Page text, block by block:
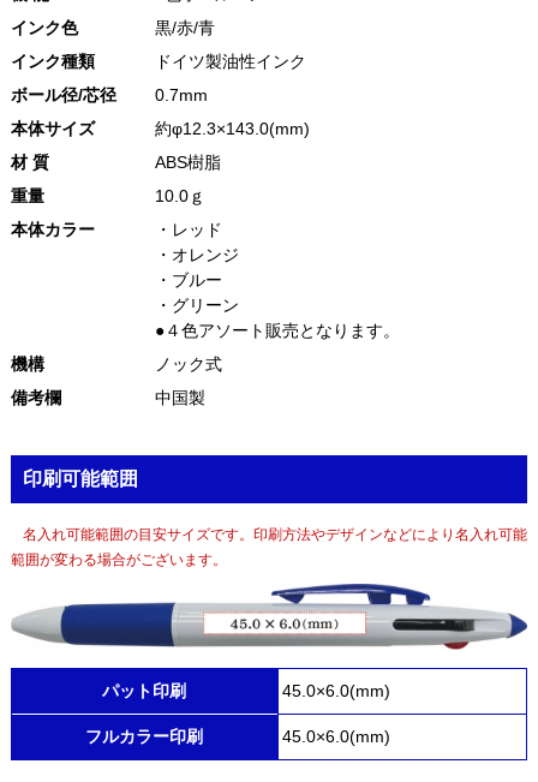
インク色
黒/赤/青
インク種類
ドイツ製油性インク
ボール径/芯径
0.7mm
本体サイズ
約φ12.3×143.0(mm)
材 質
ABS樹脂
重量
10.0ｇ
本体カラー
・レッド
・オレンジ
・ブルー
・グリーン
●４色アソート販売となります。
機構
ノック式
備考欄
中国製
印刷可能範囲
名入れ可能範囲の目安サイズです。印刷方法やデザインなどにより名入れ可能
範囲が変わる場合がございます。
パット印刷 45.0×6.0(mm)
フルカラー印刷 45.0×6.0(mm)